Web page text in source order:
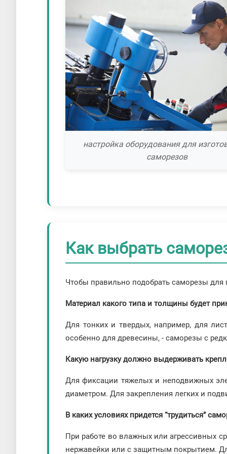
настройка оборудования для
саморезов
Как выбрать
Чтобы правильно подобрать саморезы для
Материал какого типа и толщины будет
Для тонких и твердых, например, для
особенно для древесины, - саморезы с
Какую нагрузку должно выдерживать
Для фиксации тяжелых и неподвижных
диаметром. Для закрепления легких и
В каких условиях придется “трудиться”
При работе во влажных или агрессивных
нержавейки или с защитным покрытием.